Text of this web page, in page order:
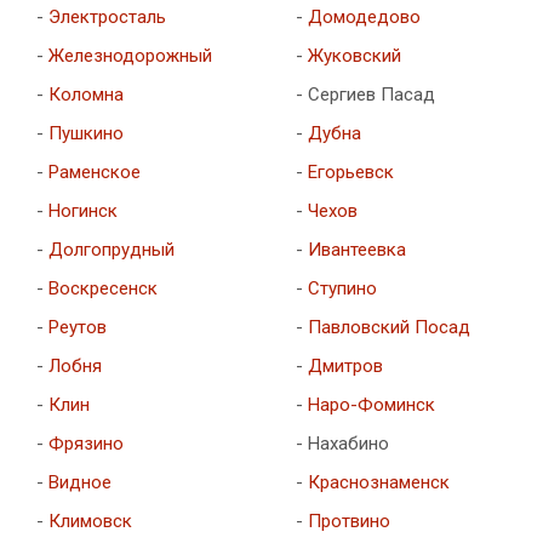
- Электросталь
- Железнодорожный
- Коломна
- Домодедово
- Жуковский
- Сергиев Пасад
- Пушкино
- Раменское
- Ногинск
- Долгопрудный
- Воскресенск
- Реутов
- Лобня
- Клин
- Дубна
- Егорьевск
- Чехов
- Ивантеевка
- Ступино
- Павловский Посад
- Дмитров
- Наро-Фоминск
- Фрязино
- Видное
- Климовск
- Нахабино
- Краснознаменск
- Протвино